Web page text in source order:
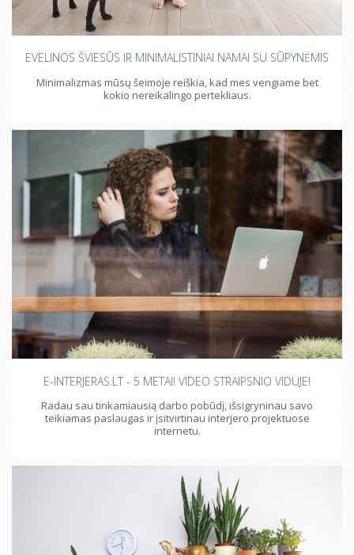
EVELINOS ŠVIESŪS IR MINIMALISTINIAI NAMAI SU SŪPYNĖMIS
Minimalizmas mūsų šeimoje reiškia, kad mes vengiame bet
kokio nereikalingo pertekliaus.
E-INTERJERAS.LT - 5 METAI! VIDEO STRAIPSNIO VIDUJE!
Radau sau tinkamiausią darbo pobūdį, išsigryninau savo
teikiamas paslaugas ir įsitvirtinau interjero projektuose
internetu.